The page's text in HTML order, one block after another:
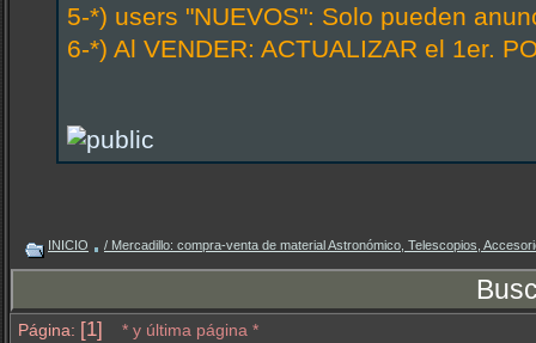
5-*) users "NUEVOS": Solo pueden
6-*) Al VENDER: ACTUALIZAR el 1er.
INICIO / Mercadillo: compra-venta de material Astronómico, Telescopios,
Página: [1] * y última página *